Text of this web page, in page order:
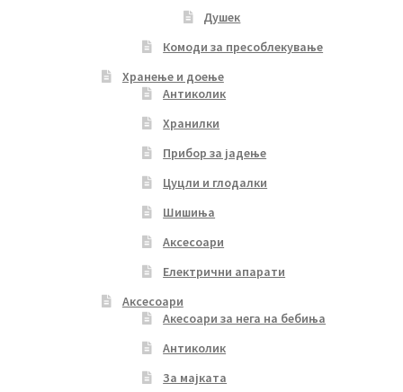
Душек
Комоди за пресоблекување
Хранење и доење
Антиколик
Хранилки
Прибор за јадење
Цуцли и глодалки
Шишиња
Аксесоари
Електрични апарати
Аксесоари
Акесоари за нега на бебиња
Антиколик
За мајката